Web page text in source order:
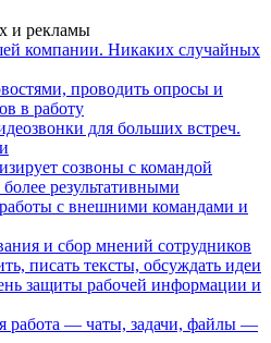
и рекламы
компании. Никаких случайных
проводить опросы и
в работу
для больших встреч.
созвоны с командой
результативными
с внешними командами и
и сбор мнений сотрудников
писать тексты, обсуждать идеи
защиты рабочей информации и
работа — чаты, задачи, файлы —